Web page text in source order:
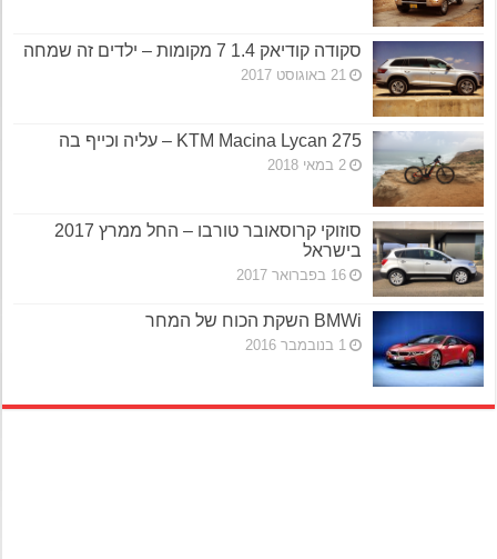
סקודה קודיאק 1.4 7 מקומות – ילדים זה שמחה
21 באוגוסט 2017
KTM Macina Lycan 275 – עליה וכייף בה
2 במאי 2018
סוזוקי קרוסאובר טורבו – החל ממרץ 2017
בישראל
16 בפברואר 2017
BMWi השקת הכוח של המחר
1 בנובמבר 2016